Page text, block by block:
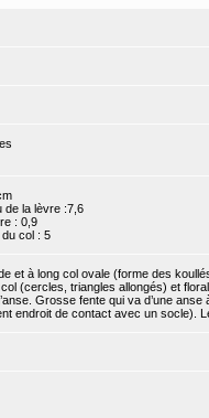
de la lèvre :7,6
: 0,9
col : 5
et à long col ovale (forme des
(cercles, triangles allongés) et
Grosse fente qui va d’une
endroit de contact avec un socle).